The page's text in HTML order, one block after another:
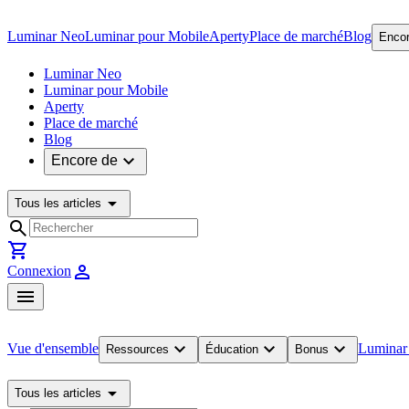
Luminar NeoLuminar pour MobileApertyPlace de marchéBlog
Luminar Neo
Luminar pour Mobile
Aperty
Place de marché
Blog
Encore de expand_more
Tous les articles arrow_drop_down
search
shopping_cart
Connexion person
menu
Vue d'ensemble Ressources expand_more Éducation expand_more Bonus expand_more
Tous les articles arrow_drop_down